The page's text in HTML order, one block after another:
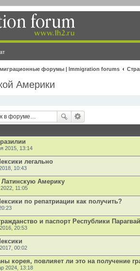
форумы | Immigration forums
Америки
2015, 13:14
легально
10:43
Америку
11:05
по репатриации как получить?
и паспорт Республики
20:53
00:02
корея, повлияет ли это на получение
2024, 13:18